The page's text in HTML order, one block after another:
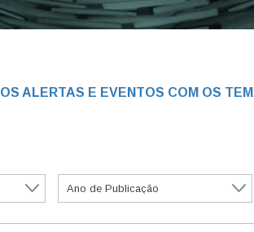
ALERTAS E EVENTOS COM OS